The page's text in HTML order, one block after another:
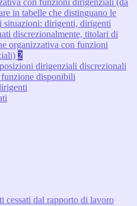
con funzioni dirigenziali (da
in tabelle che distinguano le
situazioni: dirigenti, dirigenti
discrezionalmente, titolari di
organizzativa con funzioni
2
dirigenziali discrezionali
disponibili
cessati dal rapporto di lavoro